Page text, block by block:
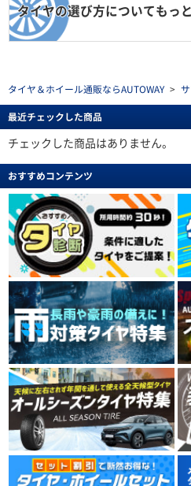
タイヤの選び方についてもっ
タイヤ＆ホイール通販ならAUTOWAY >
最近チェックした商品
チェックした商品はありません。
おすすめコンテンツ